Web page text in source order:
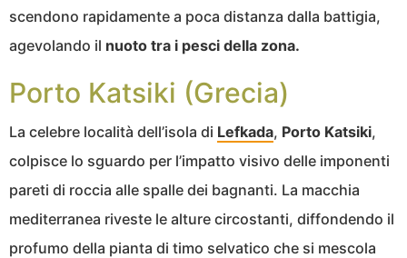
scendono rapidamente a poca distanza dalla battigia,
agevolando il nuoto tra i pesci della zona.
Porto Katsiki (Grecia)
La celebre località dell’isola di Lefkada, Porto Katsiki,
colpisce lo sguardo per l’impatto visivo delle imponenti
pareti di roccia alle spalle dei bagnanti. La macchia
mediterranea riveste le alture circostanti, diffondendo il
profumo della pianta di timo selvatico che si mescola